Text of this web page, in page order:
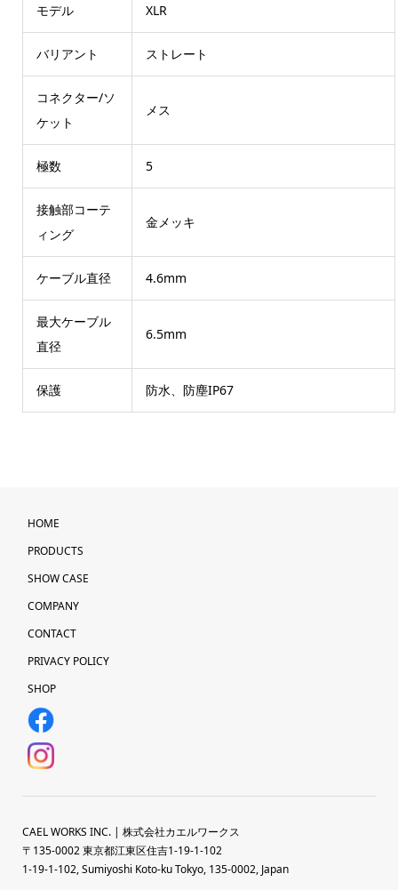
モデル XLR
バリアント ストレート
コネクター/ソ
ケット
メス
極数 5
接触部コーテ
ィング
金メッキ
ケーブル直径 4.6mm
最大ケーブル
直径
6.5mm
保護 防水、防塵IP67
HOME
PRODUCTS
SHOW CASE
COMPANY
CONTACT
PRIVACY POLICY
SHOP
CAEL WORKS INC. | 株式会社カエルワークス
〒135-0002 東京都江東区住吉1-19-1-102
1-19-1-102, Sumiyoshi Koto-ku Tokyo, 135-0002, Japan